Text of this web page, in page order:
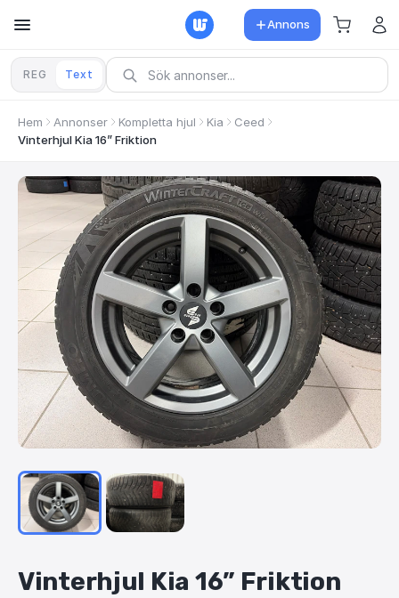
Annons
REG Text
Hem Annonser Kompletta hjul Kia
Ceed
Vinterhjul Kia 16” Friktion
Vinterhjul Kia 16” Friktion